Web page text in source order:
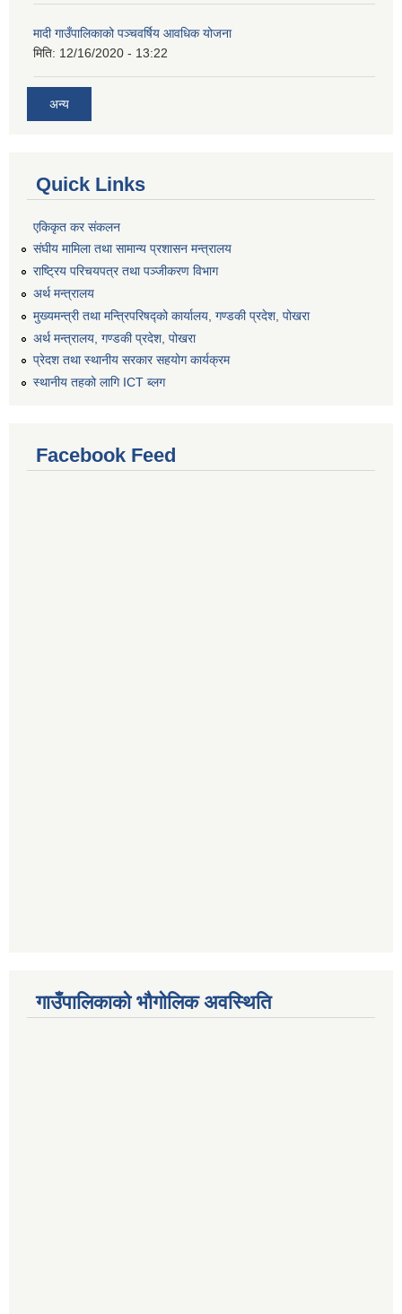
मादी गाउँपालिकाको पञ्चवर्षिय आवधिक योजना
मिति: 12/16/2020 - 13:22
अन्य
Quick Links
एकिकृत कर संकलन
संघीय मामिला तथा सामान्य प्रशासन मन्त्रालय
राष्ट्रिय परिचयपत्र तथा पञ्जीकरण विभाग
अर्थ मन्त्रालय
मुख्यमन्त्री तथा मन्त्रिपरिषद्को कार्यालय, गण्डकी प्रदेश, पोखरा
अर्थ मन्त्रालय, गण्डकी प्रदेश, पोखरा
प्रेदश तथा स्थानीय सरकार सहयोग कार्यक्रम
स्थानीय तहको लागि ICT ब्लग
Facebook Feed
गाउँपालिकाको भौगोलिक अवस्थिति